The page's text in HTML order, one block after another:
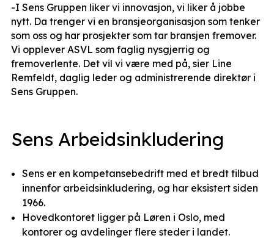
-I Sens Gruppen liker vi innovasjon, vi liker å jobbe
nytt. Da trenger vi en bransjeorganisasjon som tenker
som oss og har prosjekter som tar bransjen fremover.
Vi opplever ASVL som faglig nysgjerrig og
fremoverlente. Det vil vi være med på, sier Line
Remfeldt, daglig leder og administrerende direktør i
Sens Gruppen.
Sens Arbeidsinkludering
Sens er en kompetansebedrift med et bredt tilbud
innenfor arbeidsinkludering, og har eksistert siden
1966.
Hovedkontoret ligger på Løren i Oslo, med
kontorer og avdelinger flere steder i landet.